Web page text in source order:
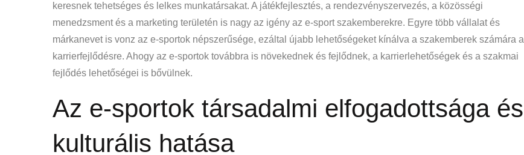
keresnek tehetséges és lelkes munkatársakat. A játékfejlesztés, a rendezvényszervezés, a közösségi
menedzsment és a marketing területén is nagy az igény az e-sport szakemberekre. Egyre több vállalat és
márkanevet is vonz az e-sportok népszerűsége, ezáltal újabb lehetőségeket kínálva a szakemberek számára a
karrierfejlődésre. Ahogy az e-sportok továbbra is növekednek és fejlődnek, a karrierlehetőségek és a szakmai
fejlődés lehetőségei is bővülnek.
Az e-sportok társadalmi elfogadottsága és
kulturális hatása